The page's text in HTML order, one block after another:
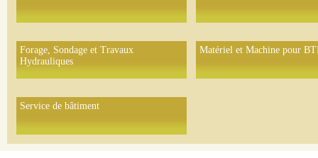
Forage, Sondage et Travaux
Hydrauliques
Matériel et Machine pour
Service de bâtiment